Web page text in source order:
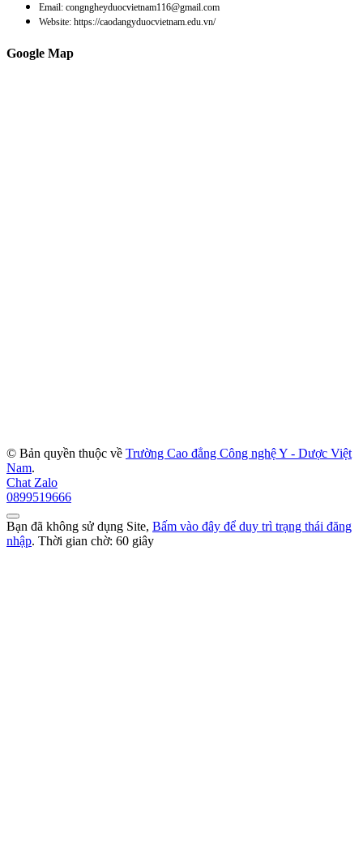
Email: congngheyduocvietnam116@gmail.com
Website: https://caodangyduocvietnam.edu.vn/
Google Map
© Bản quyền thuộc về Trường Cao đẳng Công nghệ Y - Dược Việt
Nam.
Chat Zalo
0899519666
Bạn đã không sử dụng Site, Bấm vào đây để duy trì trạng thái đăng
nhập. Thời gian chờ: 60 giây